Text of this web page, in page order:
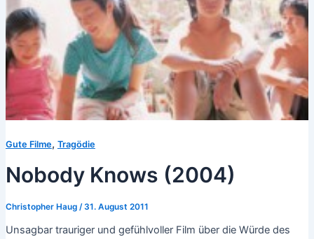
Gute Filme, Tragödie
Nobody Knows (2004)
Christopher Haug /31. August 2011
Unsagbar trauriger und gefühlvoller Film über die Würde des